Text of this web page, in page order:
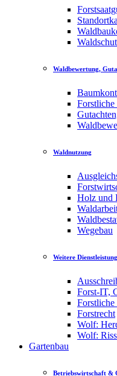
Waldbewertung,
Waldnutzung
Holz und
Wegebau
Weitere
Forst-IT,
Forstrecht
Wolf:
Wolf:
Gartenbau
Betriebswirtschaft &